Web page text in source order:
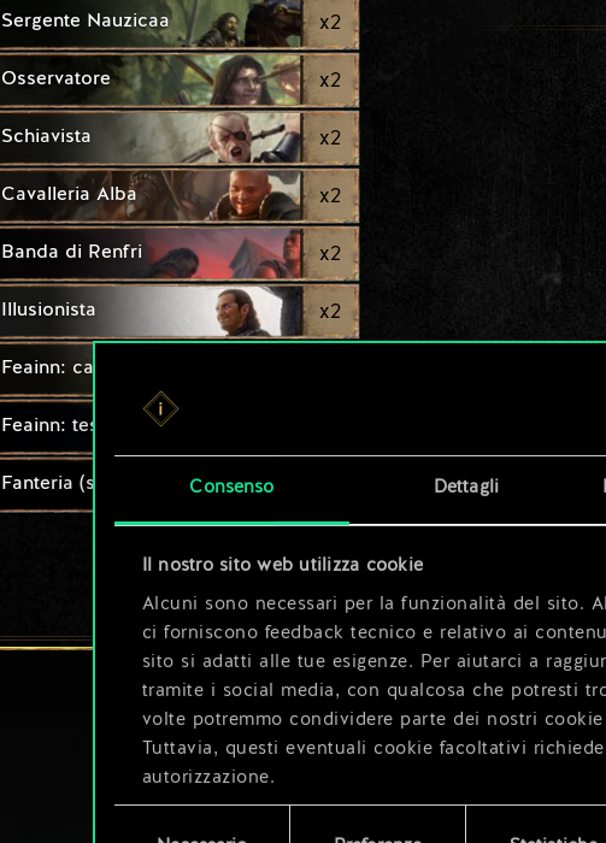
Consenso Dettagli
Il nostro sito web utilizza cookie
Alcuni sono necessari per la funzionalità del sito.
ci forniscono feedback tecnico e relativo ai
sito si adatti alle tue esigenze. Per aiutarci a
tramite i social media, con qualcosa che potresti
volte potremmo condividere parte dei nostri
Tuttavia, questi eventuali cookie facoltativi
autorizzazione.
Tutti i dettagli su come utilizziamo i cookie e su
Sergente Nauzicaa x2
Osservatore x2
Schiavista x2
Cavalleria Alba x2
Banda di Renfri x2
Illusionista x2
Feainn: cavalleria leggera
Feainn: testuggine
Fanteria (schiavi)